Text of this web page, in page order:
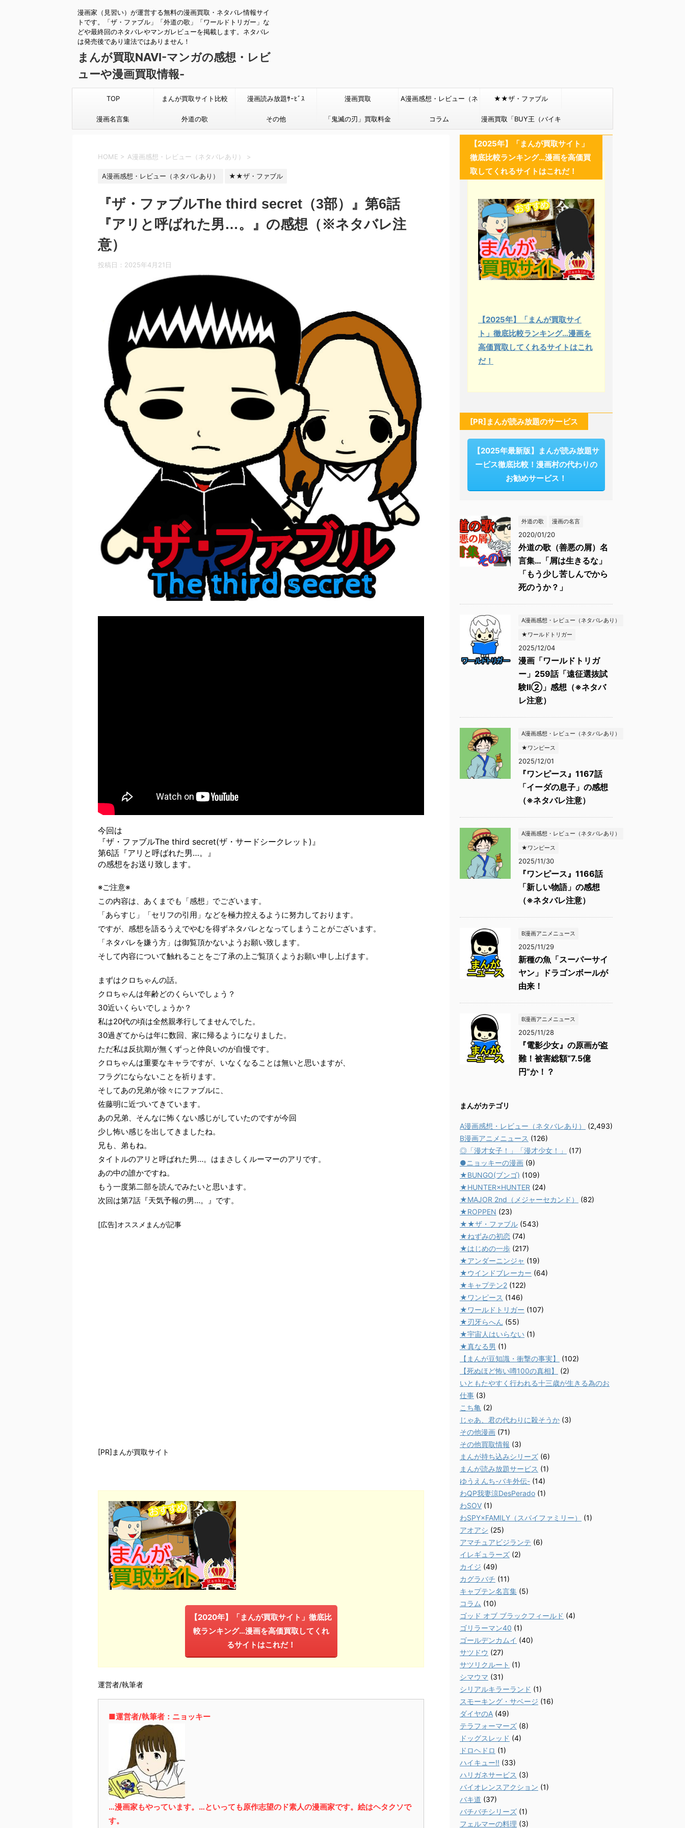
漫画家（見習い）が運営する無料の漫画買取・ネタバレ情報サイ
トです。「ザ・ファブル」「外道の歌」「ワールドトリガー」な
どや最終回のネタバレやマンガレビューを掲載します。ネタバレ
は発売後であり違法ではありません！
まんが買取NAVI-マンガの感想・レビ
ューや漫画買取情報-
TOP まんが買取サイト比較 漫画読み放題ｻｰﾋﾞｽ 漫画買取 A漫画感想・レビュー（ネ
タバレあり）
★★ザ・ファブル
漫画名言集 外道の歌 その他 「鬼滅の刃」買取料金 コラム 漫画買取「BUY王（バイキ
ング）」
HOME > A漫画感想・レビュー（ネタバレあり） >
A漫画感想・レビュー（ネタバレあり） ★★ザ・ファブル
『ザ・ファブルThe third secret（3部）』第6話
『アリと呼ばれた男…。』の感想（※ネタバレ注
意）
投稿日： 2025年4月21日
今回は
『ザ・ファブルThe third secret(ザ・サードシークレット)』
第6話『アリと呼ばれた男…。』
の感想をお送り致します。
※ご注意※
この内容は、あくまでも「感想」でございます。
「あらすじ」「セリフの引用」などを極力控えるように努力しております。
ですが、感想を語るうえでやむを得ずネタバレとなってしまうことがございます。
「ネタバレを嫌う方」は御覧頂かないようお願い致します。
そして内容について触れることをご了承の上ご覧頂くようお願い申し上げます。
まずはクロちゃんの話。
クロちゃんは年齢どのくらいでしょう？
30近いくらいでしょうか？
私は20代の頃は全然親孝行してませんでした。
30過ぎてからは年に数回、家に帰るようになりました。
ただ私は反抗期が無くずっと仲良いのが自慢です。
クロちゃんは重要なキャラですが、いなくなることは無いと思いますが、
フラグにならないことを祈ります。
そしてあの兄弟が徐々にファブルに、
佐藤明に近づいてきています。
あの兄弟、そんなに怖くない感じがしていたのですが今回
少し怖い感じを出してきましたね。
兄も、弟もね。
タイトルのアリと呼ばれた男…。はまさしくルーマーのアリです。
あの中の誰かですね。
もう一度第二部を読んでみたいと思います。
次回は第7話『天気予報の男…。』です。
[広告]オススメまんが記事
[PR]まんが買取サイト
【2020年】「まんが買取サイト」徹底比
較ランキング…漫画を高価買取してくれ
るサイトはこれだ！
運営者/執筆者
■運営者/執筆者：ニョッキー
…漫画家もやっています。…といっても原作志望のド素人の漫画家です。絵はヘタクソで
す。
【2025年】「まんが買取サイト」
徹底比較ランキング…漫画を高価買
取してくれるサイトはこれだ！
【2025年】「まんが買取サイ
ト」徹底比較ランキング…漫画を
高価買取してくれるサイトはこれ
だ！
[PR]まんが読み放題のサービス
【2025年最新版】まんが読み放題サ
ービス徹底比較！漫画村の代わりの
お勧めサービス！
外道の歌 漫画の名言
2020/01/20
外道の歌（善悪の屑）名
言集…「屑は生きるな」
「もう少し苦しんでから
死のうか？」
A漫画感想・レビュー（ネタバレあり）
★ワールドトリガー
2025/12/04
漫画「ワールドトリガ
ー」259話「遠征選抜試
験Ⅱ②」感想（※ネタバ
レ注意）
A漫画感想・レビュー（ネタバレあり）
★ワンピース
2025/12/01
『ワンピース』1167話
「イーダの息子」の感想
（※ネタバレ注意）
A漫画感想・レビュー（ネタバレあり）
★ワンピース
2025/11/30
『ワンピース』1166話
「新しい物語」の感想
（※ネタバレ注意）
B漫画アニメニュース
2025/11/29
新種の魚「スーパーサイ
ヤン」ドラゴンボールが
由来！
B漫画アニメニュース
2025/11/28
『電影少女』の原画が盗
難！被害総額“7.5億
円”か！？
まんがカテゴリ
A漫画感想・レビュー（ネタバレあり）
(2,493)
B漫画アニメニュース (126)
◎「漫才女子！」「漫才少女！」
(17)
●ニョッキーの漫画 (9)
★BUNGO(ブンゴ) (109)
★HUNTER×HUNTER (24)
★MAJOR 2nd（メジャーセカンド）
(82)
★ROPPEN (23)
★★ザ・ファブル (543)
★ねずみの初恋 (74)
★はじめの一歩 (217)
★アンダーニンジャ (19)
★ウインドブレーカー (64)
★キャプテン2 (122)
★ワンピース (146)
★ワールドトリガー (107)
★刃牙らへん (55)
★宇宙人はいらない (1)
★真なる男 (1)
【まんが豆知識・衝撃の事実】
(102)
【死ぬほど怖い噂100の真相】
(2)
いともたやすく行われる十三歳が生きる為のお
仕事 (3)
こち亀 (2)
じゃあ、君の代わりに殺そうか (3)
その他漫画 (71)
その他買取情報 (3)
まんが持ち込みシリーズ (6)
まんが読み放題サービス (1)
ゆうえんち-バキ外伝- (14)
わQP我妻涼DesPerado (1)
わSOV (1)
わSPY×FAMILY（スパイファミリー）
(1)
アオアシ (25)
アマチュアビジランテ (6)
イレギュラーズ (2)
カイジ (49)
カグラバチ (11)
キャプテン名言集 (5)
コラム (10)
ゴッド オブ ブラックフィールド (4)
ゴリラーマン40 (1)
ゴールデンカムイ (40)
サツドウ (27)
サツリクルート (1)
シマウマ (31)
シリアルキラーランド (1)
スモーキング・サベージ (16)
ダイヤのA (49)
テラフォーマーズ (8)
ドッグスレッド (4)
ドロヘドロ (1)
ハイキュー!! (33)
ハリガネサービス (3)
バイオレンスアクション (1)
バキ道 (37)
バチバチシリーズ (1)
フェルマーの料理 (3)